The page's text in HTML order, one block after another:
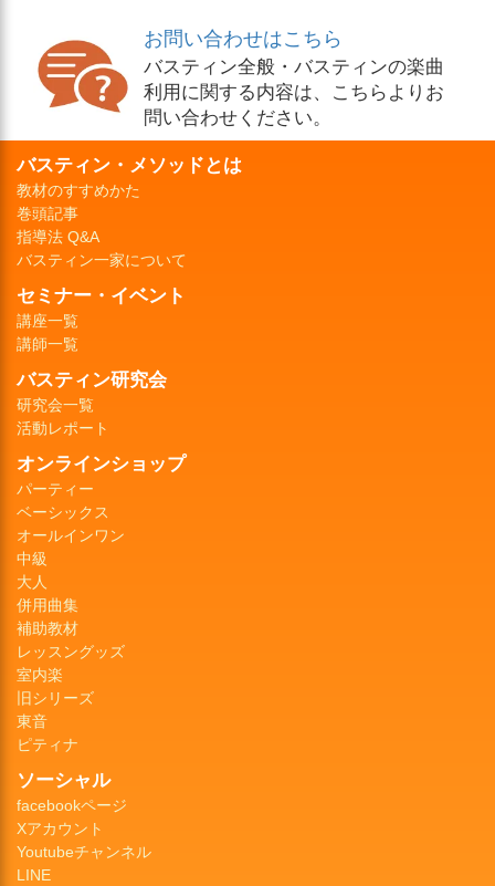
お問い合わせはこちら
バスティン全般・バスティンの楽曲
利用に関する内容は、こちらよりお
問い合わせください。
バスティン・メソッドとは
教材のすすめかた
巻頭記事
指導法 Q&A
バスティン一家について
セミナー・イベント
講座一覧
講師一覧
バスティン研究会
研究会一覧
活動レポート
オンラインショップ
パーティー
ベーシックス
オールインワン
中級
大人
併用曲集
補助教材
レッスングッズ
室内楽
旧シリーズ
東音
ピティナ
ソーシャル
facebookページ
Xアカウント
Youtubeチャンネル
LINE